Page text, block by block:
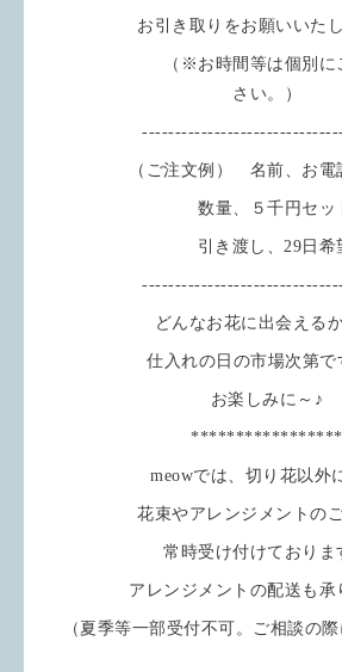
お引き取りをお願いいたし
（※お時間等は個別にご相
さい。）
（ご注文例） 名前、お
数量、５千円セット
引き渡し、29日希
どんなお花に出会えるか
仕入れの日の市場次第で
お楽しみに～♪
*****************
meowでは、切り花以外
花束やアレンジメントの
常時受け付けておりま
アレンジメントの配送も承
（夏季等一部受付不可。ご相談の